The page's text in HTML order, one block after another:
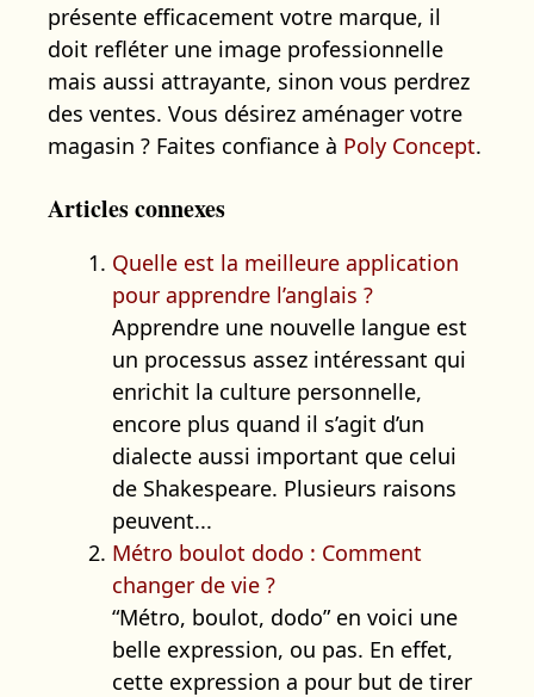
présente efficacement votre marque, il
doit refléter une image professionnelle
mais aussi attrayante, sinon vous perdrez
des ventes. Vous désirez aménager votre
magasin ? Faites confiance à Poly Concept.
Articles connexes
Quelle est la meilleure application
pour apprendre l’anglais ?
Apprendre une nouvelle langue est
un processus assez intéressant qui
enrichit la culture personnelle,
encore plus quand il s’agit d’un
dialecte aussi important que celui
de Shakespeare. Plusieurs raisons
peuvent...
Métro boulot dodo : Comment
changer de vie ?
“Métro, boulot, dodo” en voici une
belle expression, ou pas. En effet,
cette expression a pour but de tirer